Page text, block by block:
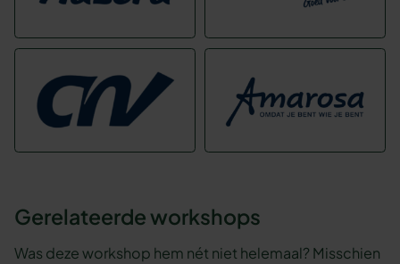
Gerelateerde workshops
Was deze workshop hem nét niet helemaal? Misschien